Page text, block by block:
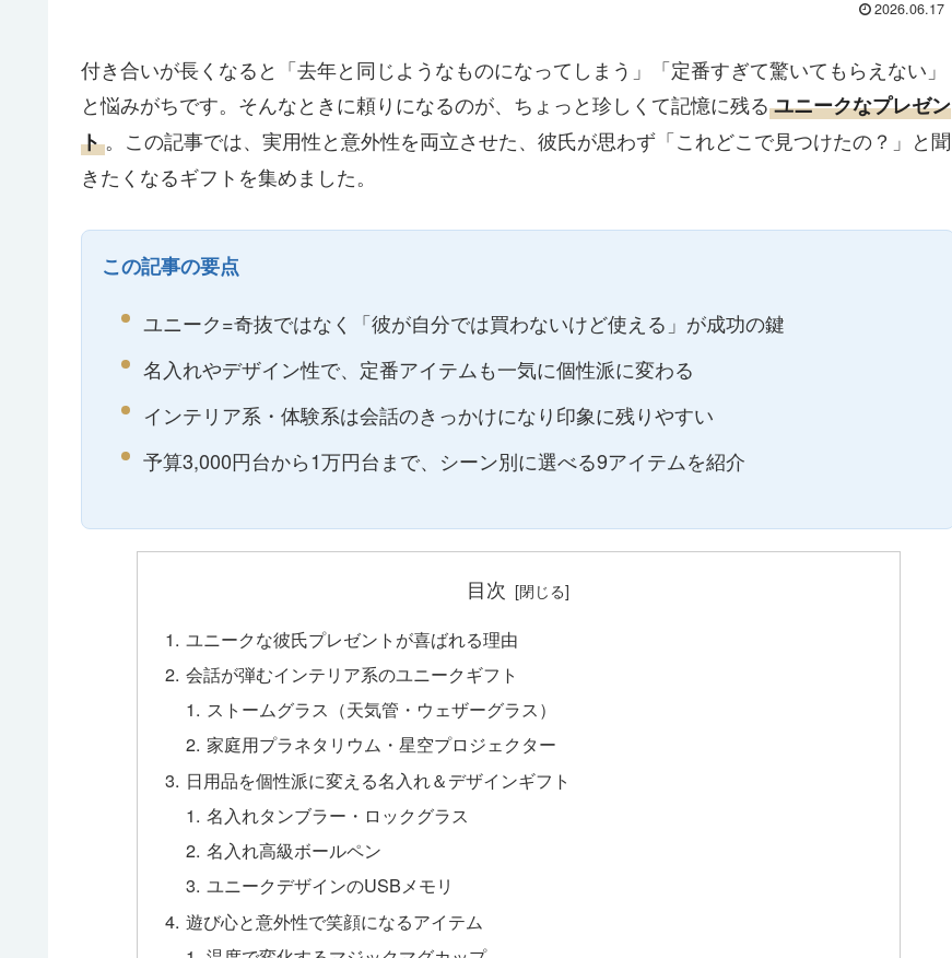
2026.06.17
付き合いが長くなると「去年と同じようなものになってしまう」「定番すぎて驚いてもらえない」
と悩みがちです。そんなときに頼りになるのが、ちょっと珍しくて記憶に残る ユニークなプレゼン
ト。この記事では、実用性と意外性を両立させた、彼氏が思わず「これどこで見つけたの？」と聞
きたくなるギフトを集めました。
この記事の要点
ユニーク=奇抜ではなく「彼が自分では買わないけど使える」が成功の鍵
名入れやデザイン性で、定番アイテムも一気に個性派に変わる
インテリア系・体験系は会話のきっかけになり印象に残りやすい
予算3,000円台から1万円台まで、シーン別に選べる9アイテムを紹介
目次
ユニークな彼氏プレゼントが喜ばれる理由
会話が弾むインテリア系のユニークギフト
ストームグラス（天気管・ウェザーグラス）
家庭用プラネタリウム・星空プロジェクター
日用品を個性派に変える名入れ＆デザインギフト
名入れタンブラー・ロックグラス
名入れ高級ボールペン
ユニークデザインのUSBメモリ
遊び心と意外性で笑顔になるアイテム